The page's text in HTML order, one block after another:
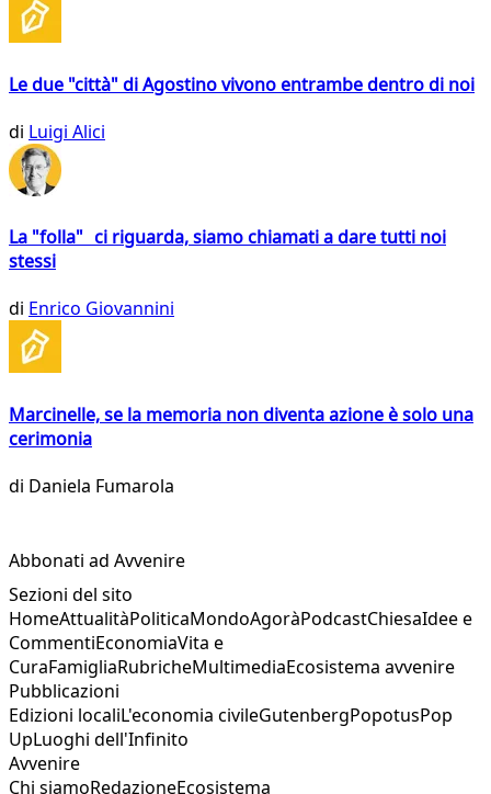
Le due "città" di Agostino vivono entrambe dentro di noi
di Luigi Alici
La "folla" ci riguarda, siamo chiamati a dare tutti noi
stessi
di Enrico Giovannini
Marcinelle, se la memoria non diventa azione è solo una
cerimonia
di Daniela Fumarola
Abbonati ad Avvenire
Sezioni del sito
HomeAttualitàPoliticaMondoAgoràPodcastChiesaIdee e
CommentiEconomiaVita e
CuraFamigliaRubricheMultimediaEcosistema avvenire
Pubblicazioni
Edizioni localiL'economia civileGutenbergPopotusPop
UpLuoghi dell'Infinito
Avvenire
Chi siamoRedazioneEcosistema